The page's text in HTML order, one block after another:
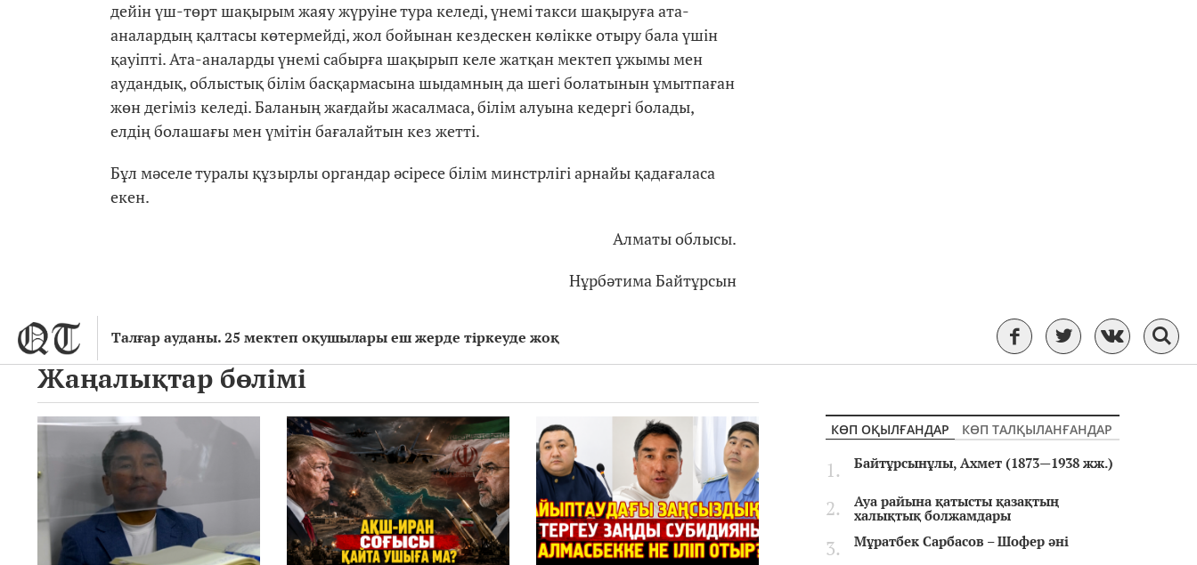
Талғар ауданы. 25 мектеп оқушылары еш жерде тіркеуде жоқ
дейін үш-төрт шақырым жаяу жүруіне тура келеді, үнемі такси шақыруға ата-
аналардың қалтасы көтермейді, жол бойынан кездескен көлікке отыру бала үшін
қауіпті. Ата-аналарды үнемі сабырға шақырып келе жатқан мектеп ұжымы мен
аудандық, облыстық білім басқармасына шыдамның да шегі болатынын ұмытпаған
жөн дегіміз келеді. Баланың жағдайы жасалмаса, білім алуына кедергі болады,
елдің болашағы мен үмітін бағалайтын кез жетті.
Бұл мәселе туралы құзырлы органдар әсіресе білім минстрлігі арнайы қадағаласа
екен.
Алматы облысы.
Нұрбәтима Байтұрсын
Жаңалықтар бөлімі
КӨП ОҚЫЛҒАНДАР
КӨП ТАЛҚЫЛАНҒАНДАР
Байтұрсынұлы, Ахмет (1873—1938 жж.)
Ауа райына қатысты қазақтың
халықтық болжамдары
Мұратбек Сарбасов – Шофер әні